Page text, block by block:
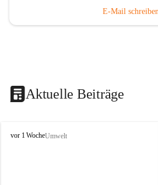
E-Mail
Aktuelle Beiträge
V
vor 1 WocheUmwelt